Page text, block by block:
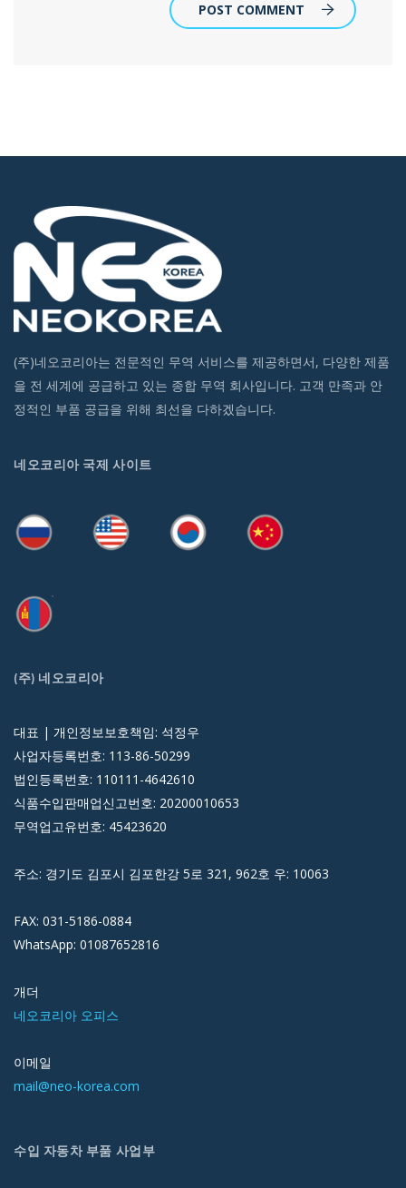
POST COMMENT
(주)네오코리아는 전문적인 무역 서비스를 제공하면서, 다양한 제품
을 전 세계에 공급하고 있는 종합 무역 회사입니다. 고객 만족과 안
정적인 부품 공급을 위해 최선을 다하겠습니다.
네오코리아 국제 사이트
(주) 네오코리아
대표 | 개인정보보호책임: 석정우
사업자등록번호: 113-86-50299
법인등록번호: 110111-4642610
식품수입판매업신고번호: 20200010653
무역업고유번호: 45423620
주소: 경기도 김포시 김포한강 5로 321, 962호 우: 10063
FAX: 031-5186-0884
WhatsApp: 01087652816
개더
네오코리아 오피스
이메일
mail@neo-korea.com
수입 자동차 부품 사업부